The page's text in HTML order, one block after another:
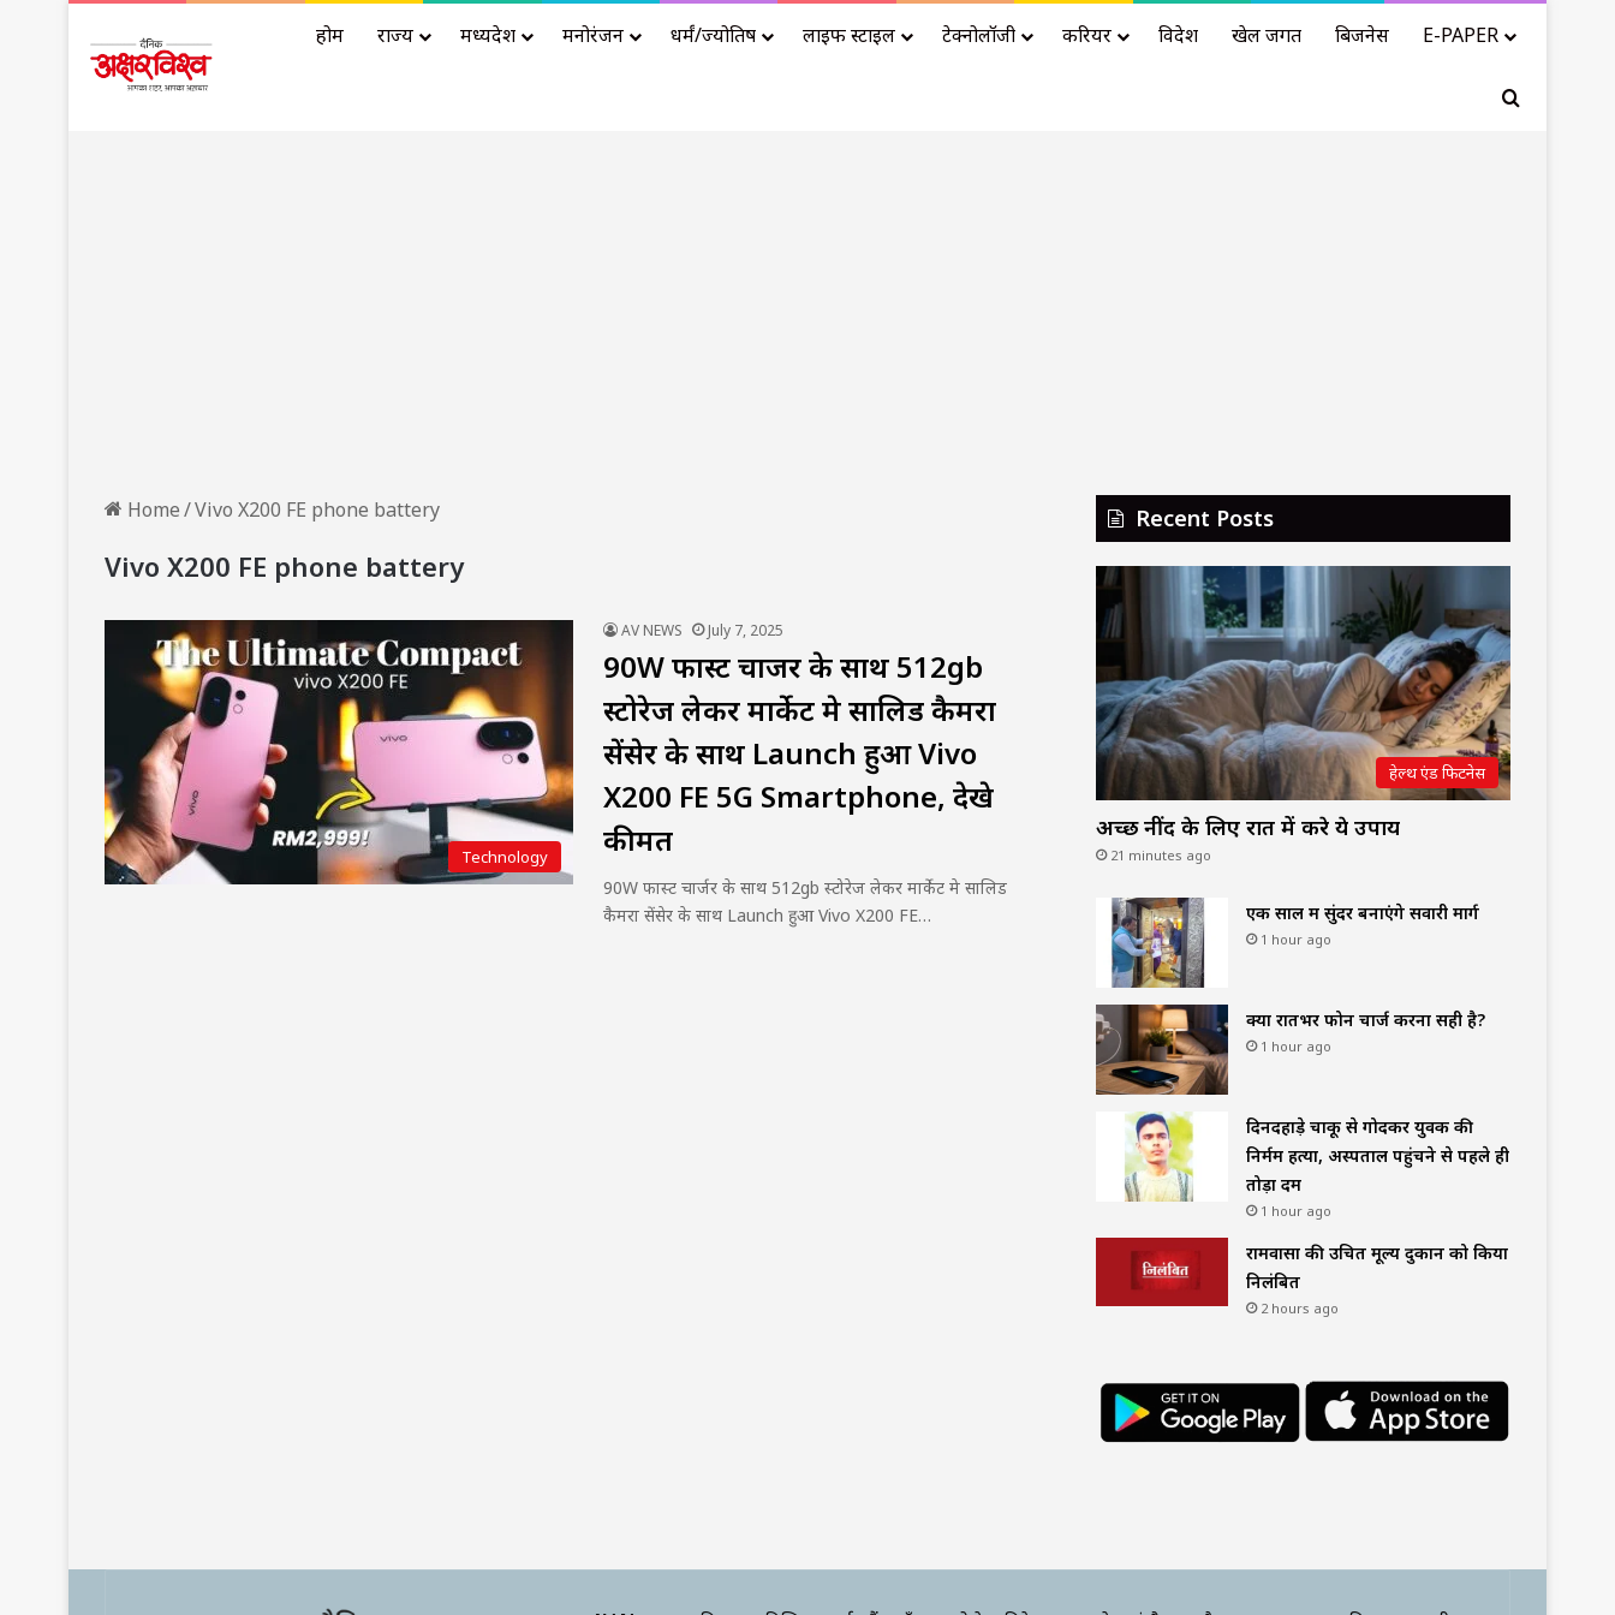
होम राज्य मध्यप्रदेश मनोरंजन धर्मं/ज्योतिष लाइफ स्टाइल टेक्नोलॉजी करियर विदेश खेल जगत बिजनेस E-PAPER
Search for
Home/Vivo X200 FE phone battery
Vivo X200 FE phone battery
Technology
AV NEWS July 7, 2025
90W फास्ट चार्जर के साथ 512gb
स्टोरेज लेकर मार्केट मे सालिड कैमरा
सेंसेर के साथ Launch हुआ Vivo
X200 FE 5G Smartphone, देखे
कीमत
90W फास्ट चार्जर के साथ 512gb स्टोरेज लेकर मार्केट मे सालिड
कैमरा सेंसेर के साथ Launch हुआ Vivo X200 FE…
Recent Posts
हेल्थ एंड फिटनेस
अच्छी नींद के लिए रात में करे ये उपाय
21 minutes ago
एक साल में सुंदर बनाएंगे सवारी मार्ग
1 hour ago
क्या रातभर फोन चार्ज करना सही है?
1 hour ago
दिनदहाड़े चाकू से गोदकर युवक की
निर्मम हत्या, अस्पताल पहुंचने से पहले ही
तोड़ा दम
1 hour ago
रामवासा की उचित मूल्य दुकान को किया
निलंबित
2 hours ago